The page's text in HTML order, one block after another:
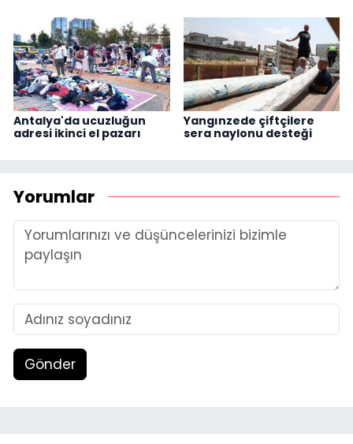
Antalya'da ucuzluğun
adresi ikinci el pazarı
Yangınzede çiftçilere
sera naylonu desteği
Yorumlar
Gönder